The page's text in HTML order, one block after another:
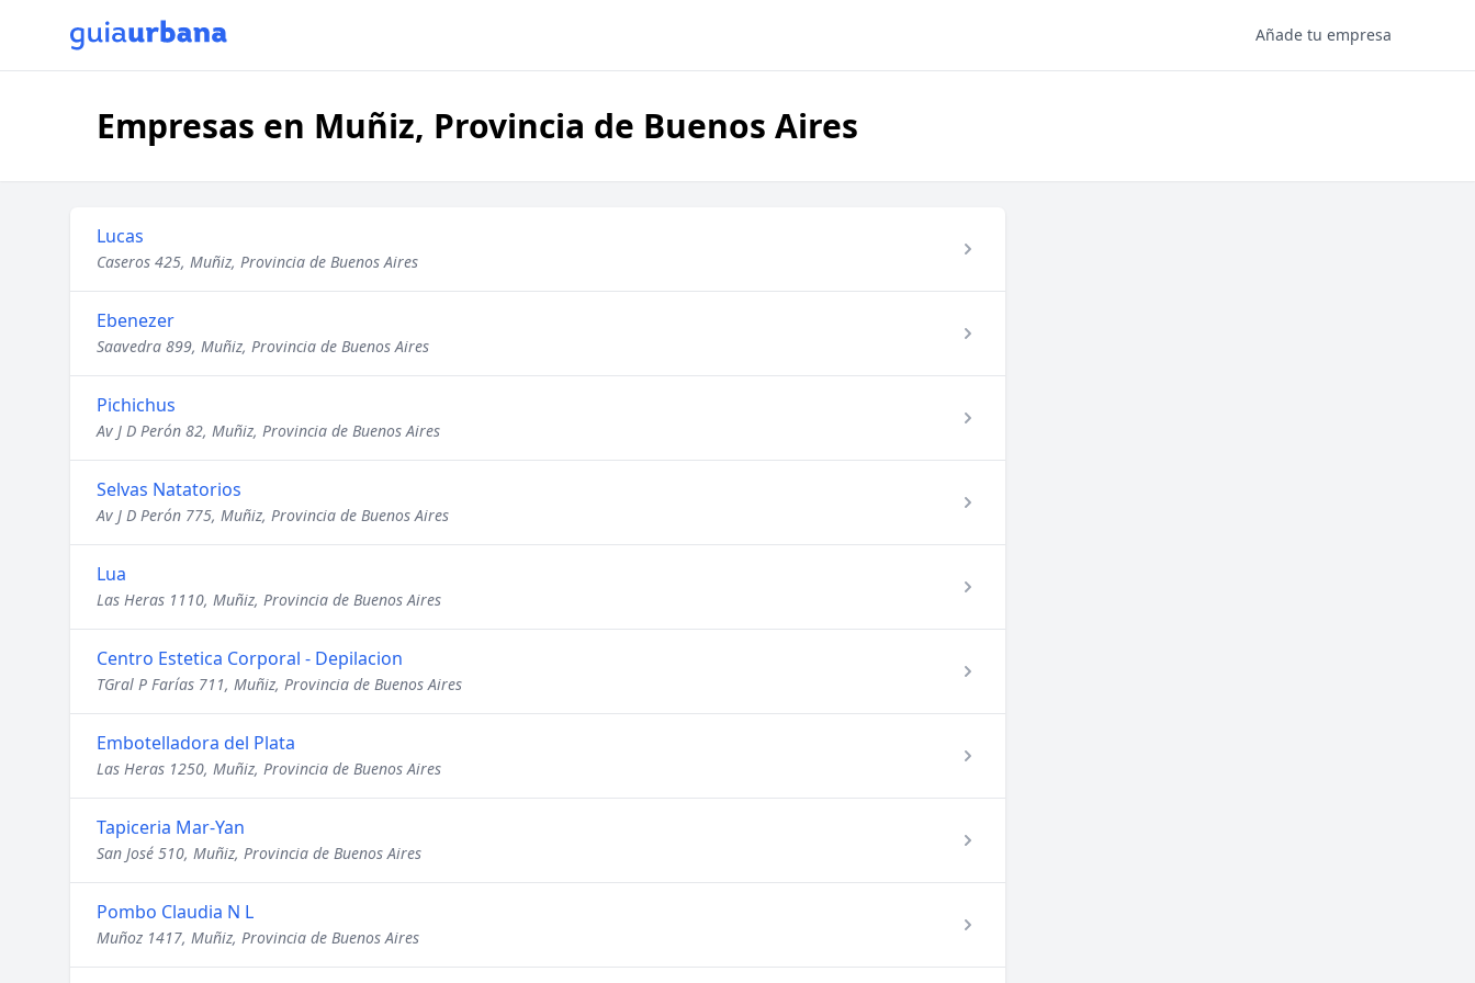
Añade tu empresa
Empresas en Muñiz, Provincia de Buenos Aires
Lucas
Caseros 425, Muñiz, Provincia de Buenos Aires
Ebenezer
Saavedra 899, Muñiz, Provincia de Buenos Aires
Pichichus
Av J D Perón 82, Muñiz, Provincia de Buenos Aires
Selvas Natatorios
Av J D Perón 775, Muñiz, Provincia de Buenos Aires
Lua
Las Heras 1110, Muñiz, Provincia de Buenos Aires
Centro Estetica Corporal - Depilacion
TGral P Farías 711, Muñiz, Provincia de Buenos Aires
Embotelladora del Plata
Las Heras 1250, Muñiz, Provincia de Buenos Aires
Tapiceria Mar-Yan
San José 510, Muñiz, Provincia de Buenos Aires
Pombo Claudia N L
Muñoz 1417, Muñiz, Provincia de Buenos Aires